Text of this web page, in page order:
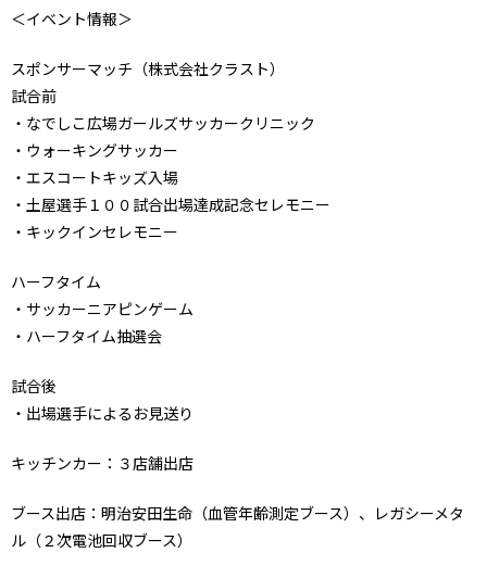
＜イベント情報＞
スポンサーマッチ（株式会社クラスト）
試合前
・なでしこ広場ガールズサッカークリニック
・ウォーキングサッカー
・エスコートキッズ入場
・土屋選手１００試合出場達成記念セレモニー
・キックインセレモニー
ハーフタイム
・サッカーニアピンゲーム
・ハーフタイム抽選会
試合後
・出場選手によるお見送り
キッチンカー：３店舗出店
ブース出店：明治安田生命（血管年齢測定ブース）、レガシーメタ
ル（２次電池回収ブース）